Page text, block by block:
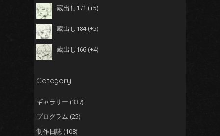
蔵出し171 +5
蔵出し184 +5
蔵出し166 +4
Category
ギャラリー (337)
プログラム (25)
制作日誌 (108)